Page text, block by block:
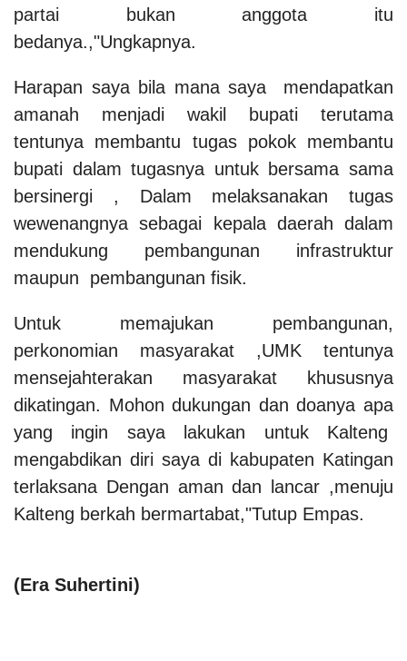
partai bukan anggota itu
bedanya.,"Ungkapnya.
Harapan saya bila mana saya mendapatkan
amanah menjadi wakil bupati terutama
tentunya membantu tugas pokok membantu
bupati dalam tugasnya untuk bersama sama
bersinergi , Dalam melaksanakan tugas
wewenangnya sebagai kepala daerah dalam
mendukung pembangunan infrastruktur
maupun pembangunan fisik.
Untuk memajukan pembangunan,
perkonomian masyarakat ,UMK tentunya
mensejahterakan masyarakat khususnya
dikatingan. Mohon dukungan dan doanya apa
yang ingin saya lakukan untuk Kalteng
mengabdikan diri saya di kabupaten Katingan
terlaksana Dengan aman dan lancar ,menuju
Kalteng berkah bermartabat,"Tutup Empas.
(Era Suhertini)